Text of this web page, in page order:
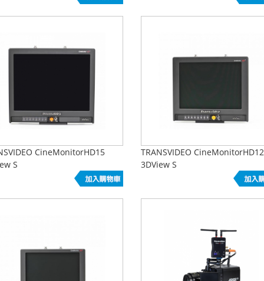
CineMonitorHD15
S
TRANSVIDEO CineMonitorHD12
3DView S